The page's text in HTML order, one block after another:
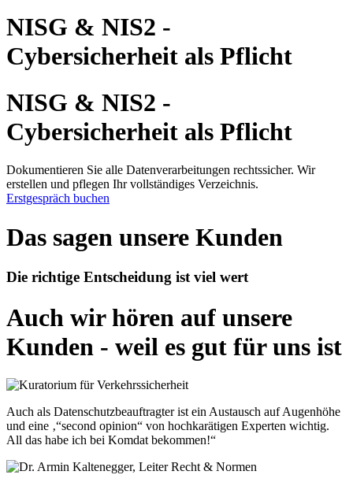
NISG & NIS2 -
Cybersicherheit als Pflicht
NISG & NIS2 -
Cybersicherheit als Pflicht
Dokumentieren Sie alle Datenverarbeitungen rechtssicher. Wir
erstellen und pflegen Ihr vollständiges Verzeichnis.
Erstgespräch buchen
Das sagen unsere Kunden
Die richtige Entscheidung ist viel wert
Auch wir hören auf unsere
Kunden - weil es gut für uns ist
Auch als Datenschutzbeauftragter ist ein Austausch auf Augenhöhe
und eine ‚“second opinion“ von hochkarätigen Experten wichtig.
All das habe ich bei Komdat bekommen!“